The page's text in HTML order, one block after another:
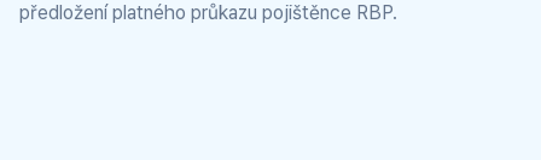
předložení platného průkazu pojištěnce RBP.